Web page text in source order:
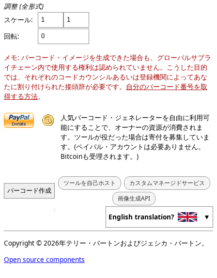
調整 (全形式)
スケール:
回転:
メモ: バーコード・イメージを生成できた場合も、グローバルサプラ
イチェーン内で使用する権利は認められていません。こうした目的
では、それぞれのコードカウンシルあるいは登録機関によってあな
たに割り付けられた接頭辞が必要です。 自分のバーコード番号を取
得する方法。
人気バーコード・ジェネレーターを自由に利用可
能にすることで、オーナーの資源が消費されま
す。ツールが役だった場合は寄付を募集していま
す。(ペイパル・アカウントは必要ありません。
Bitcoinも受理されます。)
ツールを自己ホスト
カスタムマネージドサービス
画像生成API
English translation?
Copyright © 2026年テリー・バートンおよびジェシカ・バートン。
Open source components